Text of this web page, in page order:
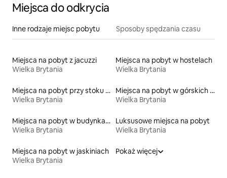
Miejsca do odkrycia
Inne rodzaje miejsc pobytu Sposoby spędzania czasu
Miejsca na pobyt z jacuzzi
Wielka Brytania
Miejsca na pobyt w hostelach
Wielka Brytania
Miejsca na pobyt przy stoku narciarskim
Wielka Brytania
Miejsca na pobyt w górskich chatach
Wielka Brytania
Miejsca na pobyt w budynkach sakralnych
Wielka Brytania
Luksusowe miejsca na pobyt
Wielka Brytania
Miejsca na pobyt w jaskiniach
Wielka Brytania
Pokaż więcej